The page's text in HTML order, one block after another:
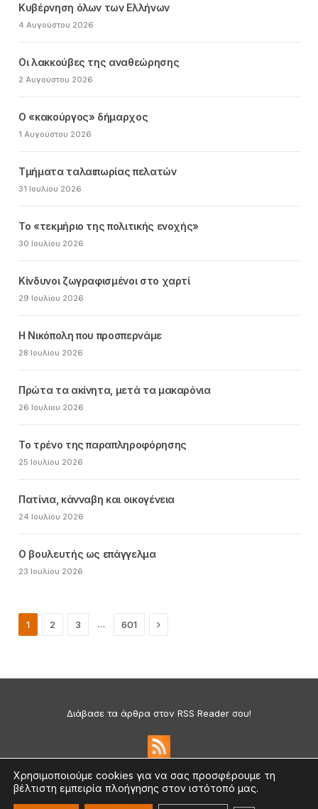
Κυβέρνηση όλων των Ελλήνων
4 Αυγούστου 2026
Οι λακκούβες της αναθεώρησης
2 Αυγούστου 2026
Ο «κακούργος» δήμαρχος
1 Αυγούστου 2026
Τμήματα ταλαιπωρίας πελατών
31 Ιουλίου 2026
Το «τεκμήριο της πολιτικής ενοχής»
30 Ιουλίου 2026
Κίνδυνοι ζωγραφισμένοι στο χαρτί
29 Ιουλίου 2026
Η Νικόπολη που προσπερνάμε
28 Ιουλίου 2026
Πρώτα τα ακίνητα, μετά τα μακαρόνια
26 Ιουλίου 2026
Το τρένο της παραπληροφόρησης
25 Ιουλίου 2026
Πατίνια, κάνναβη και οικογένεια
24 Ιουλίου 2026
Ο βουλευτής ως επάγγελμα
23 Ιουλίου 2026
1 2 3 … 601 Next
Διάβασε τα άρθρα στον RSS Reader σου!
Πολιτική Απορρήτου & Cookies
Χρησιμοποιούμε cookies για να σας προσφέρουμε τη
βέλτιστη εμπειρία πλοήγησης στον ιστότοπό μας.